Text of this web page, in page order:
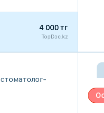
4 000 тг
TopDoc.kz
стоматолог-